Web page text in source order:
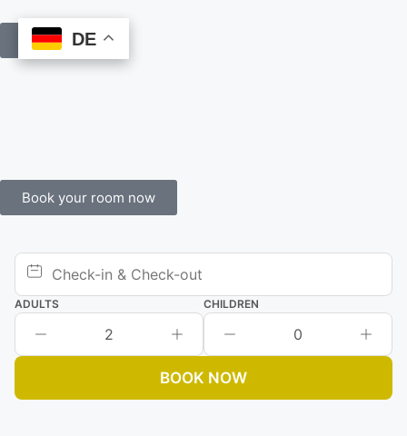
Book Online
Book your room now
ADULTS
2
CHILDREN
0
BOOK NOW
DE
DE